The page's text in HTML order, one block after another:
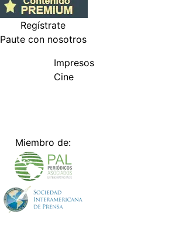
Regístrate
Paute con nosotros
Impresos
Cine
Miembro de: